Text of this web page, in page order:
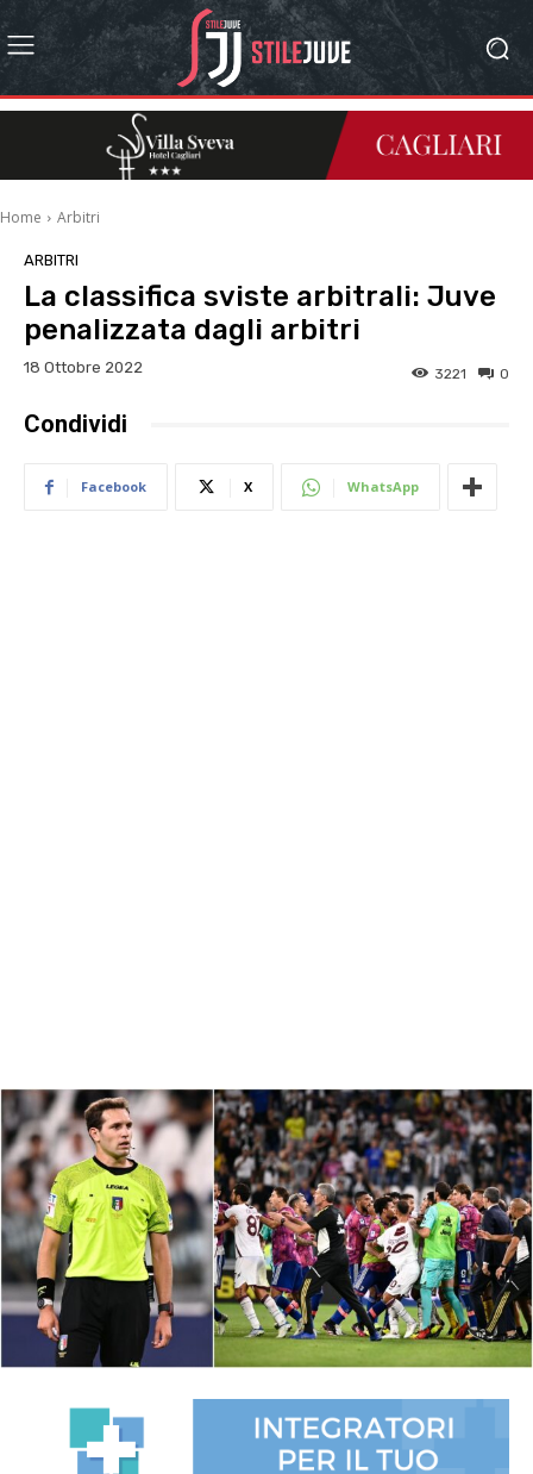
Home Arbitri
ARBITRI
La classifica sviste arbitrali: Juve
penalizzata dagli arbitri
18 Ottobre 2022 0
3221
Condividi
Facebook X WhatsApp